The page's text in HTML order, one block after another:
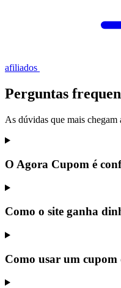
afiliados
Perguntas
As dúvidas que mais chegam
O Agora Cupom é
Como o site ganha
Como usar um cupom